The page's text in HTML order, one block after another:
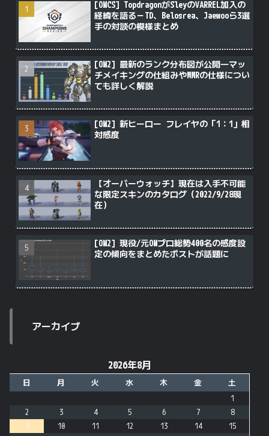
[OWCS] TopdragonがSleyのVARREL加入の
経緯を語る－TD、Belosrea、Jaewooら3選
手の対談の模様まとめ
[OW2] 最新のランク分布図が公開―マッ
チメイキングの仕組みやMMRの仕様につい
ても詳しく解説
[OW2] 新ヒーロー フレイヤの「1：1」相
対感度
【オーバーウォッチ】現在は入手不可能
な限定スキンのカタログ（2022/9/28現
在）
[OW2] 現役/元OWプロ総勢400名の感度設
定の傾向をまとめたポストが話題に
アーカイブ
2026年8月
日 月 火 水 木 金
土
1
2
3 4 5 6 7
8
9
10 11 12 13 14
15